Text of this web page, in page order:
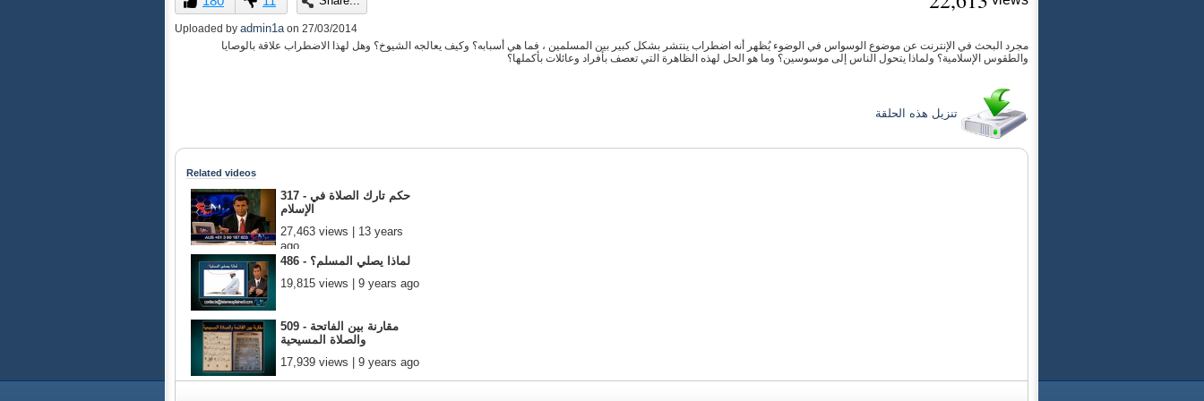
of
0
seconds Volume
Uploaded by admin1a on 27/03/2014
مجرد البحث في الإنترنت عن موضوع الوسواس في الوضوء يُظهر أنه اضطراب ينتشر بشكل كبير بين المسلمين ، فما هي أسبابه؟ وكيف يعالجه الشيوخ؟ وهل لهذا الاضطراب علاقة بالوصايا
والطقوس الإسلامية؟ ولماذا يتحول الناس إلى موسوسين؟ وما هو الحل لهذه الظاهرة التي تعصف بأفراد وعائلات بأكملها؟
تنزيل هذه الحلقة
Related videos
317 - حكم تارك الصلاة في
الإسلام
27,463 views | 13 years
ago
486 - لماذا يصلي المسلم؟
19,815 views | 9 years ago
509 - مقارنة بين الفاتحة
والصلاة المسيحية
17,939 views | 9 years ago